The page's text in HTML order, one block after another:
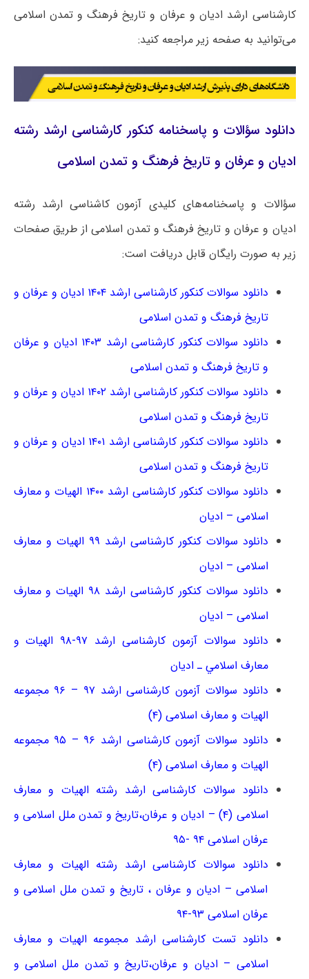
کارشناسی ارشد ادیان و عرفان و تاریخ فرهنگ و تمدن اسلامی
می‌توانید به صفحه زیر مراجعه کنید:
دانلود سؤالات و پاسخنامه کنکور کارشناسی ارشد رشته
ادیان و عرفان و تاریخ فرهنگ و تمدن اسلامی
سؤالات و پاسخنامه‌های کلیدی آزمون کاشناسی ارشد رشته
ادیان و عرفان و تاریخ فرهنگ و تمدن اسلامی از طریق صفحات
زیر به صورت رایگان قابل دریافت است:
دانلود سوالات کنکور کارشناسی ارشد ۱۴۰۴ ادیان و عرفان و
تاریخ فرهنگ و تمدن اسلامی
دانلود سوالات کنکور کارشناسی ارشد ۱۴۰۳ ادیان و عرفان
و تاریخ فرهنگ و تمدن اسلامی
دانلود سوالات کنکور کارشناسی ارشد ۱۴۰۲ ادیان و عرفان و
تاریخ فرهنگ و تمدن اسلامی
دانلود سوالات کنکور کارشناسی ارشد ۱۴۰۱ ادیان و عرفان و
تاریخ فرهنگ و تمدن اسلامی
دانلود سوالات کنکور کارشناسی ارشد ۱۴۰۰ الهیات و معارف
اسلامی – ادیان
دانلود سوالات کنکور کارشناسی ارشد ۹۹ الهیات و معارف
اسلامی – ادیان
دانلود سوالات کنکور کارشناسی ارشد ۹۸ الهیات و معارف
اسلامی – ادیان
دانلود سوالات آزمون کارشناسی ارشد ۹۷-۹۸ اﻟﻬﻴﺎت و
ﻣﻌﺎرف اﺳﻼﻣﻲ ـ ادیان
دانلود سوالات آزمون کارشناسی ارشد ۹۷ – ۹۶ مجموعه
الهیات و معارف اسلامی (۴)
دانلود سوالات آزمون کارشناسی ارشد ۹۶ – ۹۵ مجموعه
الهیات و معارف اسلامی (۴)
دانلود سوالات کارشناسی ارشد رشته الهیات و معارف
اسلامی (۴) – ادیان و عرفان،تاریخ و تمدن ملل اسلامی و
عرفان اسلامی ۹۴ -۹۵
دانلود سوالات کارشناسی ارشد رشته الهیات و معارف
اسلامی – ادیان و عرفان ، تاریخ و تمدن ملل اسلامی و
عرفان اسلامی ۹۳-۹۴
دانلود تست کارشناسی ارشد مجموعه الهیات و معارف
اسلامی – ادیان و عرفان،تاریخ و تمدن ملل اسلامی و